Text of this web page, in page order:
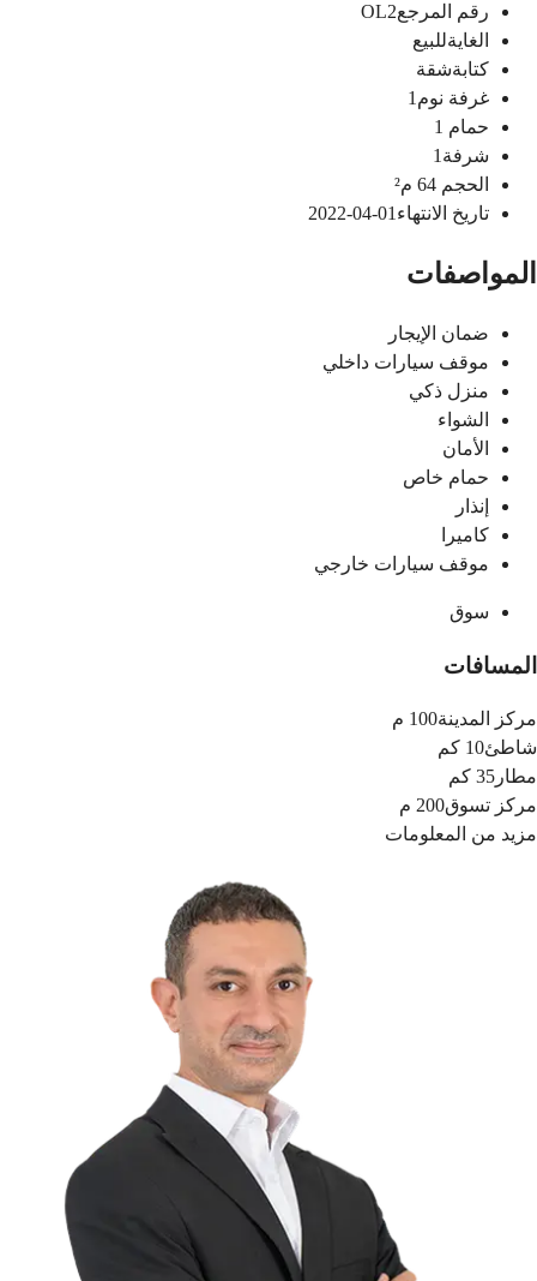
رقم المرجعOL2
الغايةللبيع
كتابةشقة
غرفة نوم 1
حمام 1
شرفة 1
الحجم 64 م²
تاريخ الانتهاء 01-04-2022
المواصفات
ضمان الإيجار
موقف سيارات داخلي
منزل ذكي
الشواء
الأمان
حمام خاص
إنذار
كاميرا
موقف سيارات خارجي
سوق
المسافات
مركز المدينة100 م
شاطئ10 كم
مطار 35 كم
مركز تسوق200 م
مزيد من المعلومات